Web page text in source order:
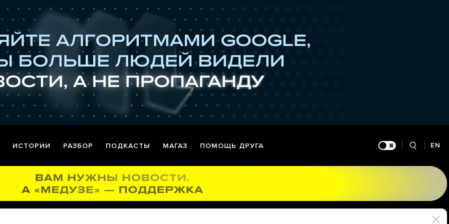
ИСТОРИИ РАЗБОР ПОДКАСТЫ МАГАЗ ПОМОЩЬ ДРУГА EN